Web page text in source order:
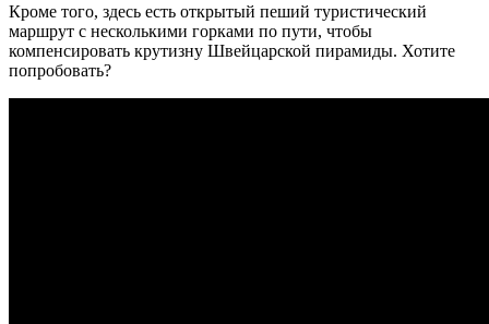
Кроме того, здесь есть открытый пеший туристический
маршрут с несколькими горками по пути, чтобы
компенсировать крутизну Швейцарской пирамиды. Хотите
попробовать?